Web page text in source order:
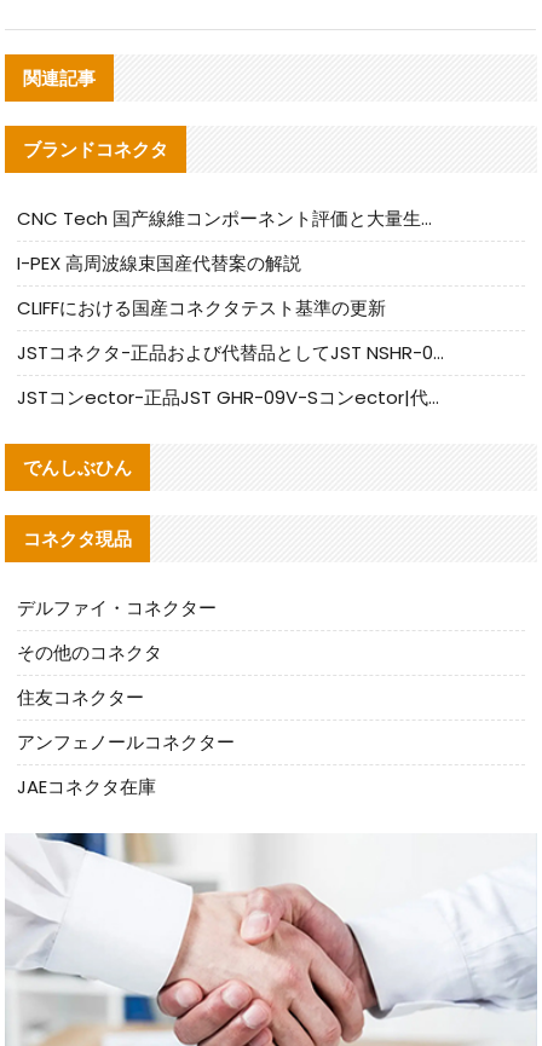
関連記事
ブランドコネクタ
CNC Tech 国产線維コンポーネント評価と大量生産適合ガイド
I-PEX 高周波線束国産代替案の解説
CLIFFにおける国産コネクタテスト基準の更新
JSTコネクタ-正品および代替品としてJST NSHR-02V-Sコネクタを提供します
JSTコンector-正品JST GHR-09V-Sコンector|代替品提供
でんしぶひん
コネクタ現品
デルファイ・コネクター
その他のコネクタ
住友コネクター
アンフェノールコネクター
JAEコネクタ在庫